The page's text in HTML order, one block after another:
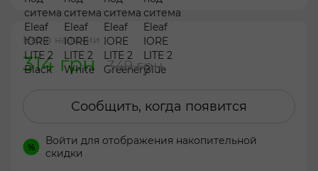
Нет в наличии
314 грн 349 грн
Сообщить, когда появится
% Войти для отображения накопительной
скидки